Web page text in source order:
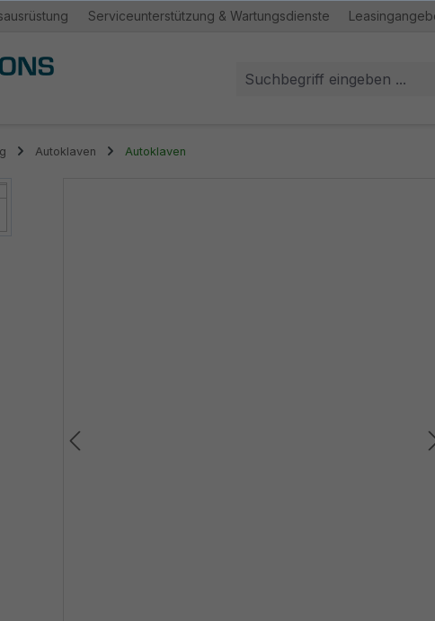
Serviceunterstützung & Wartungsdienste
Autoklaven Autoklaven